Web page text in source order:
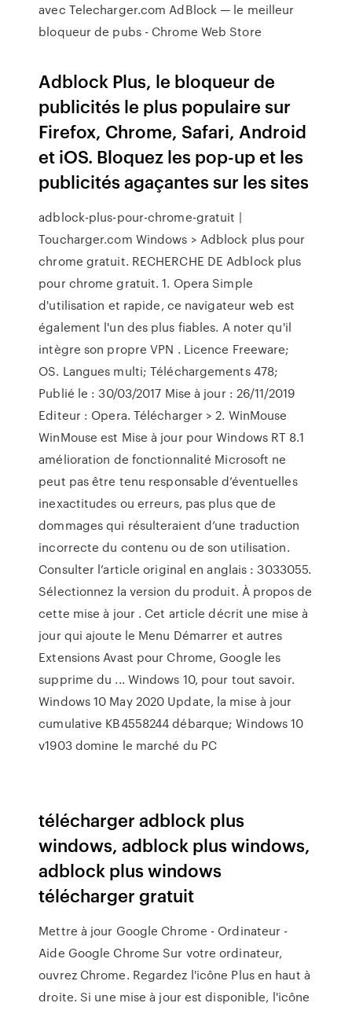
avec Telecharger.com AdBlock — le meilleur
bloqueur de pubs - Chrome Web Store
Adblock Plus, le bloqueur de
publicités le plus populaire sur
Firefox, Chrome, Safari, Android
et iOS. Bloquez les pop-up et les
publicités agaçantes sur les sites
adblock-plus-pour-chrome-gratuit |
Toucharger.com Windows > Adblock plus pour
chrome gratuit. RECHERCHE DE Adblock plus
pour chrome gratuit. 1. Opera Simple
d'utilisation et rapide, ce navigateur web est
également l'un des plus fiables. A noter qu'il
intègre son propre VPN . Licence Freeware;
OS. Langues multi; Téléchargements 478;
Publié le : 30/03/2017 Mise à jour : 26/11/2019
Editeur : Opera. Télécharger > 2. WinMouse
WinMouse est Mise à jour pour Windows RT 8.1
amélioration de fonctionnalité Microsoft ne
peut pas être tenu responsable d’éventuelles
inexactitudes ou erreurs, pas plus que de
dommages qui résulteraient d’une traduction
incorrecte du contenu ou de son utilisation.
Consulter l’article original en anglais : 3033055.
Sélectionnez la version du produit. À propos de
cette mise à jour . Cet article décrit une mise à
jour qui ajoute le Menu Démarrer et autres
Extensions Avast pour Chrome, Google les
supprime du ... Windows 10, pour tout savoir.
Windows 10 May 2020 Update, la mise à jour
cumulative KB4558244 débarque; Windows 10
v1903 domine le marché du PC
télécharger adblock plus
windows, adblock plus windows,
adblock plus windows
télécharger gratuit
Mettre à jour Google Chrome - Ordinateur -
Aide Google Chrome Sur votre ordinateur,
ouvrez Chrome. Regardez l'icône Plus en haut à
droite. Si une mise à jour est disponible, l'icône